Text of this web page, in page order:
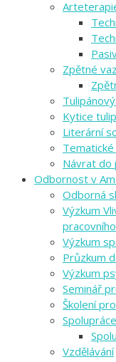
Zpětné
Kytice
Literární
Návrat do
Odbornost v
Odborná
Výzkum
Výzkum
Průzkum
Výzkum
Seminář
Školení
Spolupráce
Vzdělávání